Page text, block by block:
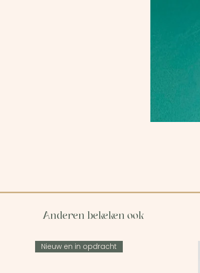
Anderen bekeken ook
Nieuw en in opdracht